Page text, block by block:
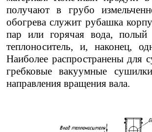
получают в грубо
обогрева служит рубашка
пар или горячая вода, полый
теплоноситель, и, наконец,
Наиболее распространены для
гребковые вакуумные
направления вращения вала.